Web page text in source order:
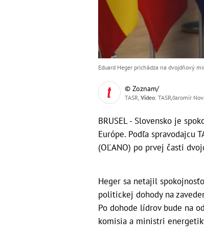
Eduard Heger prichádza na dvojdňový
© Zoznam/
TASR, Video: TASR/Jaromír
BRUSEL - Slovensko je
Európe. Podľa spravodajcu
(OĽANO) po prvej časti
Heger sa netajil
politickej dohody na
Po dohode lídrov bude na
komisia a ministri